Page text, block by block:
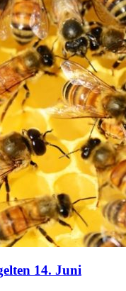
14. Juni